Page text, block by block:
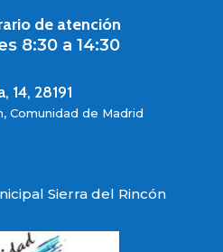
de atención
8:30 a 14:30
14, 28191
Comunidad de Madrid
Sierra del Rincón